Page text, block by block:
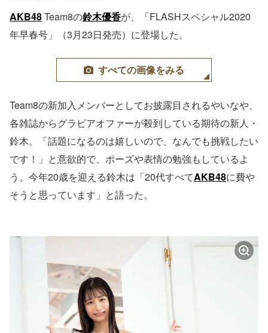
AKB48Team8の鈴木優香が、「FLASHスペシャル2020
年早春号」（3月23日発売）に登場した。
すべての画像をみる
Team8の新加入メンバーとしてお披露目されるやいなや、
各雑誌からグラビアオファーが殺到している期待の新人・
鈴木。「話題になるのは嬉しいので、なんでも挑戦したい
です！」と意欲的で、ポーズや表情の勉強もしているよ
う。今年20歳を迎える鈴木は「20代すべてAKB48に費や
そうと思っています」と語った。